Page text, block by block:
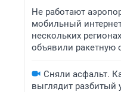
Не работают
мобильный
нескольких регионах
объявили ракетную
Сняли асфальт.
выглядит разбитый